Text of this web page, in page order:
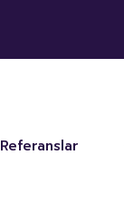
Referanslar